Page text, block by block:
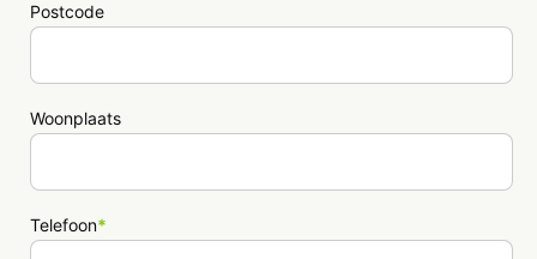
Postcode
Woonplaats
Telefoon*